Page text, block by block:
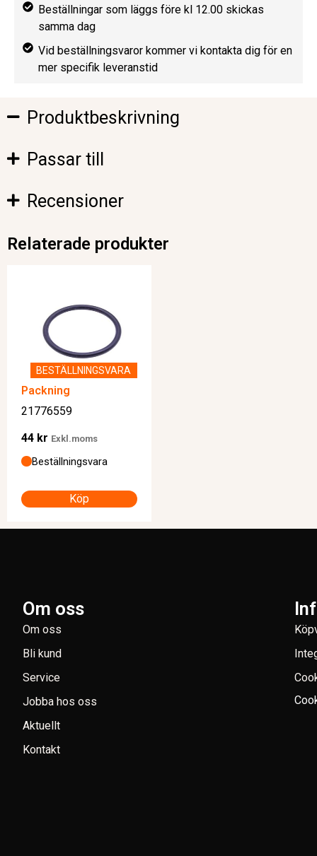
Beställningar som läggs före kl 12.00 skickas
samma dag
Vid beställningsvaror kommer vi kontakta dig för en
mer specifik leveranstid
Produktbeskrivning
Passar till
Recensioner
Relaterade produkter
BESTÄLLNINGSVARA
Packning
21776559
44 kr Exkl.moms
Beställningsvara
Köp
Om oss
Om oss
Bli kund
Service
Jobba hos oss
Aktuellt
Kontakt